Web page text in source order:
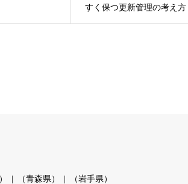
すく保つ更新管理の考え方
（青森県） （岩手県）